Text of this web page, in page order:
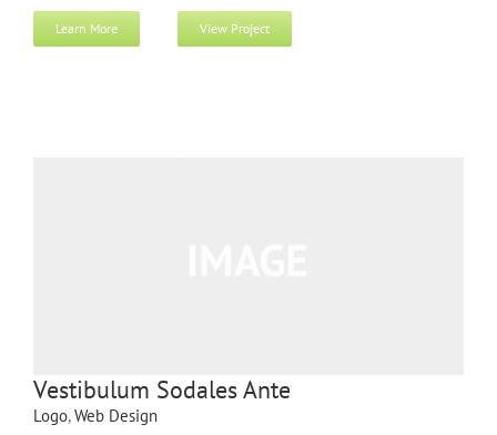
Learn More View Project
Vestibulum Sodales Ante
Logo,Web Design